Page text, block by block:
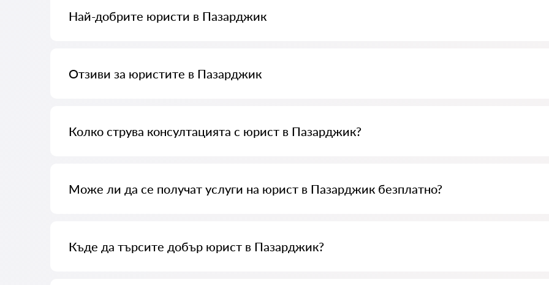
Най-добрите юристи в Пазарджик
Отзиви за юристите в Пазарджик
Колко струва консултацията с юрист в Пазарджик?
Може ли да се получат услуги на юрист в Пазарджик безплатно?
Къде да търсите добър юрист в Пазарджик?